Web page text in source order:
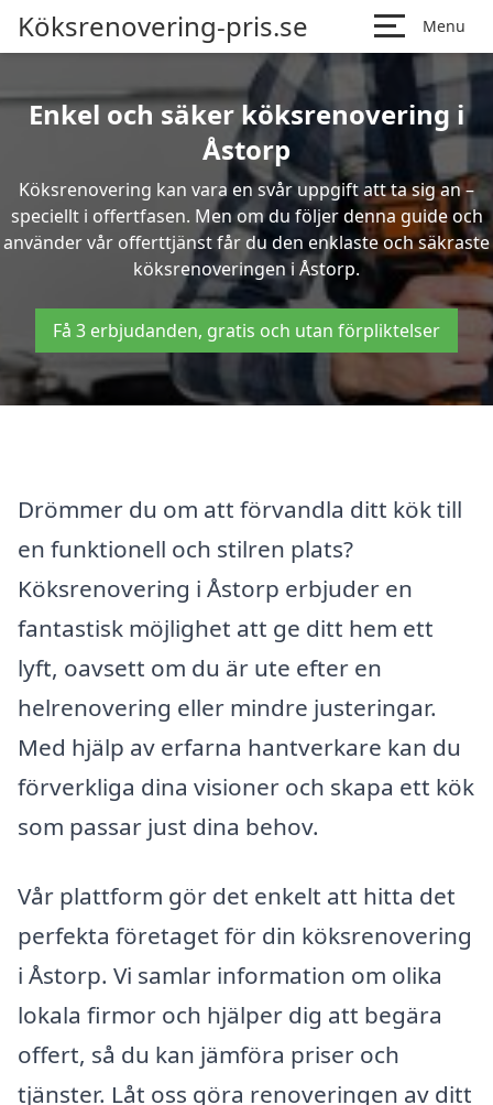
Köksrenovering-pris.se Menu
Enkel och säker köksrenovering i
Åstorp
Köksrenovering kan vara en svår uppgift att ta sig an –
speciellt i offertfasen. Men om du följer denna guide och
använder vår offerttjänst får du den enklaste och säkraste
köksrenoveringen i Åstorp.
Få 3 erbjudanden, gratis och utan förpliktelser
Drömmer du om att förvandla ditt kök till
en funktionell och stilren plats?
Köksrenovering i Åstorp erbjuder en
fantastisk möjlighet att ge ditt hem ett
lyft, oavsett om du är ute efter en
helrenovering eller mindre justeringar.
Med hjälp av erfarna hantverkare kan du
förverkliga dina visioner och skapa ett kök
som passar just dina behov.
Vår plattform gör det enkelt att hitta det
perfekta företaget för din köksrenovering
i Åstorp. Vi samlar information om olika
lokala firmor och hjälper dig att begära
offert, så du kan jämföra priser och
tjänster. Låt oss göra renoveringen av ditt